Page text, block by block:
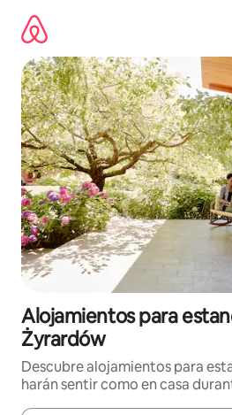
contenido
Alojamientos para
Żyrardów
Descubre alojamientos para
harán sentir como en casa